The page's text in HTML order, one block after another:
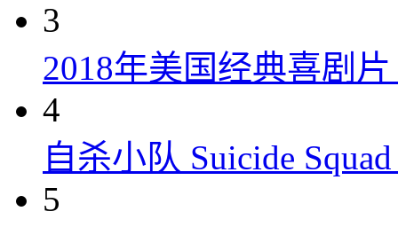
3
2018年美国经典喜剧
4
自杀小队 Suicide
5